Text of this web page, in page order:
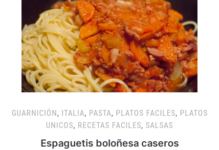
GUARNICIÓN , ITALIA, PASTA, PLATOS FACILES, PLATOS
UNICOS, RECETAS FACILES, SALSAS
Espaguetis boloñesa caseros